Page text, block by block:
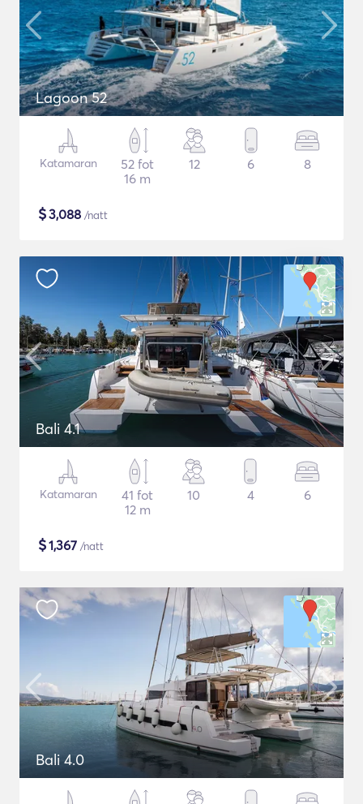
Lagoon 52
Katamaran
52 fot
16 m
12 6 8
$3,088 /natt
Bali 4.1
Katamaran
41 fot
12 m
10 4 6
$1,367 /natt
Bali 4.0